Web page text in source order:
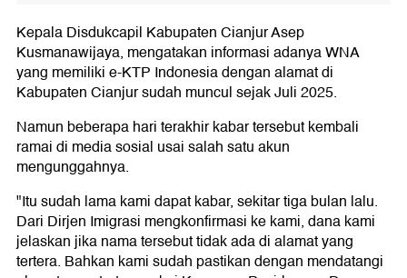
Kepala Disdukcapil Kabupaten Cianjur Asep
Kusmanawijaya, mengatakan informasi adanya WNA
yang memiliki e-KTP Indonesia dengan alamat di
Kabupaten Cianjur sudah muncul sejak Juli 2025.
Namun beberapa hari terakhir kabar tersebut kembali
ramai di media sosial usai salah satu akun
mengunggahnya.
"Itu sudah lama kami dapat kabar, sekitar tiga bulan lalu.
Dari Dirjen Imigrasi mengkonfirmasi ke kami, dana kami
jelaskan jika nama tersebut tidak ada di alamat yang
tertera. Bahkan kami sudah pastikan dengan mendatangi